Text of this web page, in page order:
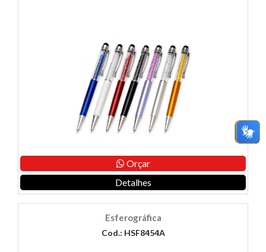
Orçar
Detalhes
Esferográfica
Cod.: HSF8454A